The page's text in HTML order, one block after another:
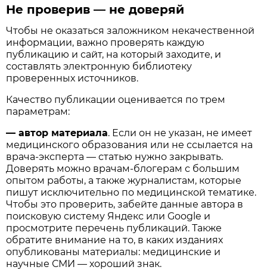
Не проверив — не доверяй
Чтобы не оказаться заложником некачественной
информации, важно проверять каждую
публикацию и сайт, на который заходите, и
составлять электронную библиотеку
проверенных источников.
Качество публикации оценивается по трем
параметрам:
—автор материала. Если он не указан, не имеет
медицинского образования или не ссылается на
врача-эксперта — статью нужно закрывать.
Доверять можно врачам-блогерам с большим
опытом работы, а также журналистам, которые
пишут исключительно по медицинской тематике.
Чтобы это проверить, забейте данные автора в
поисковую систему Яндекс или Google и
просмотрите перечень публикаций. Также
обратите внимание на то, в каких изданиях
опубликованы материалы: медицинские и
научные СМИ — хороший знак.